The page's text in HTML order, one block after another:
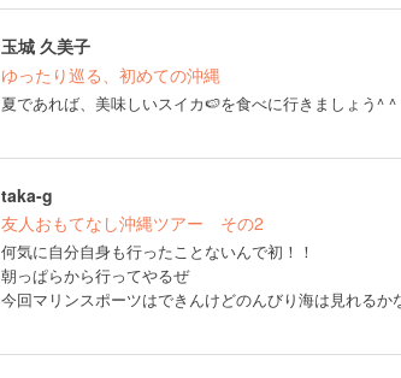
玉城 久美子
ゆったり巡る、初めての沖縄
夏であれば、美味しいスイカ🍉を食べに行きましょう^ ^
taka-g
友人おもてなし沖縄ツアー その2
何気に自分自身も行ったことないんで初！！
朝っぱらから行ってやるぜ
今回マリンスポーツはできんけどのんびり海は見れるか